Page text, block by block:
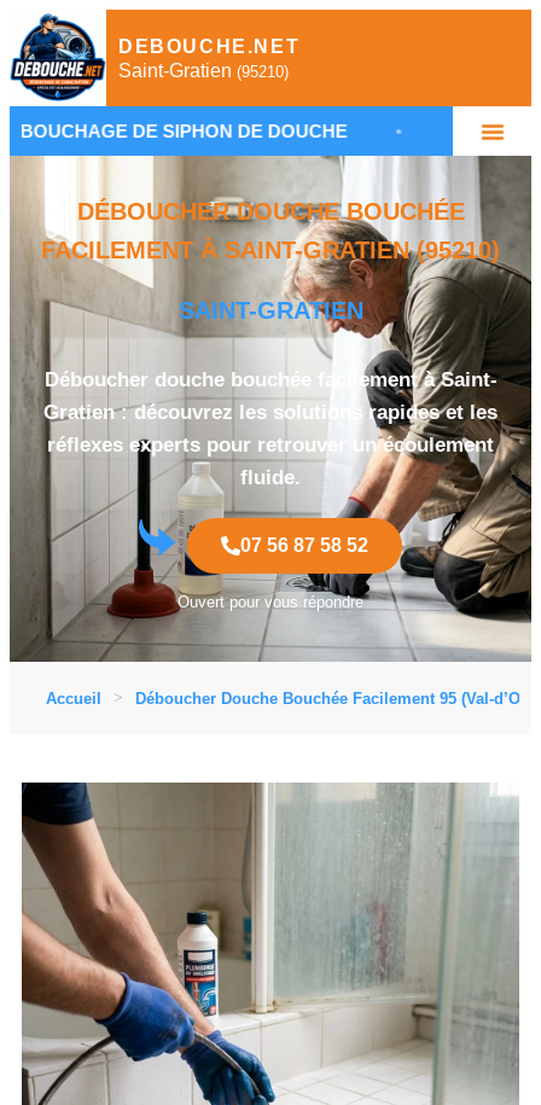
DEBOUCHE.NET
Saint-Gratien (95210)
DE SIPHON DE DOUCHE • PLOMBIER À SAINT-
DÉBOUCHER DOUCHE BOUCHÉE
FACILEMENT À SAINT-GRATIEN (95210)
SAINT-GRATIEN
Déboucher douche bouchée facilement à Saint-
Gratien : découvrez les solutions rapides et les
réflexes experts pour retrouver un écoulement
fluide.
07 56 87 58 52
Ouvert pour vous répondre
Accueil Déboucher Douche Bouchée Facilement 95 (Val-